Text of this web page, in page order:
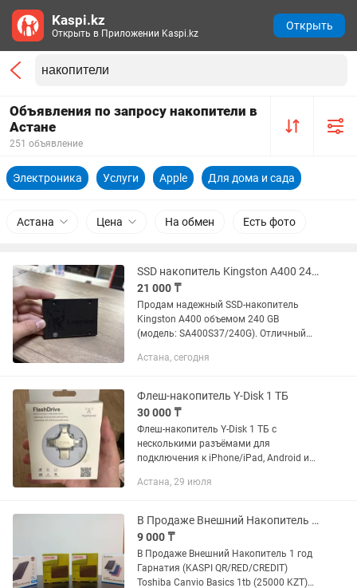
Объявления по запросу накопители в
Астане
251 объявление
Электроника Услуги Apple Для дома и сада
Астана Цена На обмен Есть фото
SSD накопитель Kingston A400 240GB (SATA III, 2.5) Отличное состояние
21 000 ₸
Продам надежный SSD-накопитель
Kingston A400 объемом 240 GB
(модель: SA400S37/240G). Отличный
ноутбука, под установку системы
Состояние и...
Астана, сегодня
Флеш-накопитель Y-Disk 1 ТБ
30 000 ₸
Флеш-накопитель Y-Disk 1 ТБ с
несколькими разъёмами для
подключения к iPhone/iPad, Android и
переноса фото, видео, музыки и
Астана, 29 июля
В Продаже Внешний Накопитель 1 год Гарнатия (KASPI QR/RED/CREDIT)
9 000 ₸
В Продаже Внешний Накопитель 1 год
Гарнатия (KASPI QR/RED/CREDIT)
Toshiba Canvio Basics 1tb (25000 KZT)
Kaspi.kz
Открыть в Приложении Kaspi.kz
Открыть